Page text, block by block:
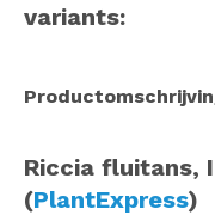
variants:
Riccia fluitans,
(PlantExpress)